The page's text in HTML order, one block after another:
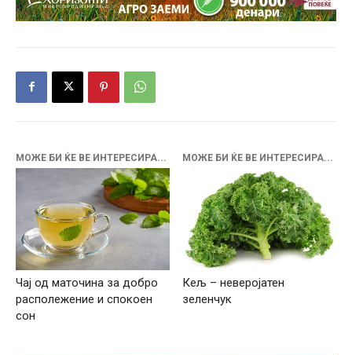
МОЖЕ БИ ЌЕ ВЕ ИНТЕРЕСИРА...
Чај од маточина за добро
располежение и спокоен
сон
МОЖЕ БИ ЌЕ ВЕ ИНТЕРЕСИРА...
Кељ – неверојатен
зеленчук